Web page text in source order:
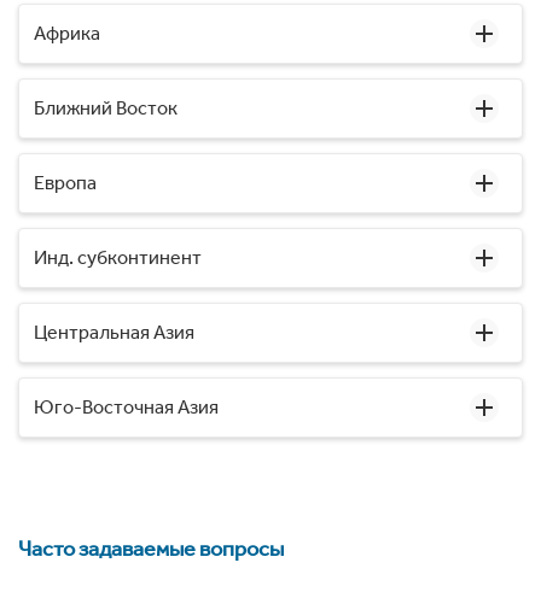
Африка
Ближний Восток
Европа
Инд. субконтинент
Центральная Азия
Юго-Восточная Азия
Часто задаваемые вопросы